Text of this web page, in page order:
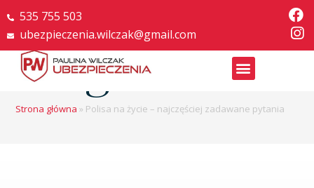
535 755 503
ubezpieczenia.wilczak@gmail.com
Blog
Strona główna » Polisa na życie – najczęściej zadawane pytania